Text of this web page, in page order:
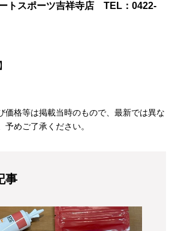
トスポーツ吉祥寺店 TEL：0422-
価格等は掲載当時のもので、最新では異な
めご了承ください。
事